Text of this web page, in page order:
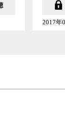
2017年